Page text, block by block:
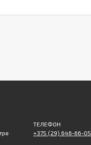
ТЕЛЕФОН
+375 (29) 646-66-05